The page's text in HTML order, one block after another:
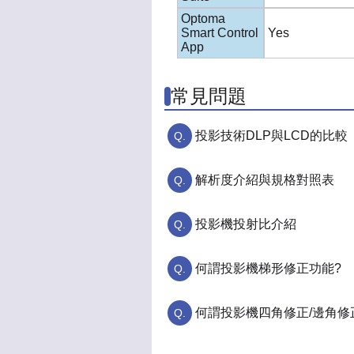
Optoma
Smart Control
App
Yes
常見問題
投影技術DLP與LCD的比較
解析度介紹與規格對照表
投影機投射比介紹
何謂投影機梯形修正功能?
何謂投影機四角修正/邊角修